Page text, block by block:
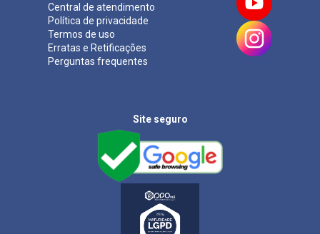
Central de atendimento
Política de privacidade
Termos de uso
Erratas e Retificações
Perguntas frequentes
Site seguro